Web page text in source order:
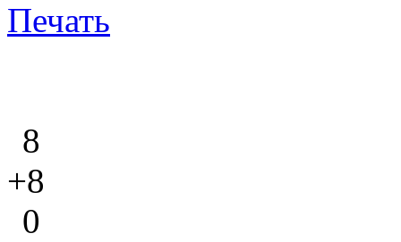
Печать
8
+8
0